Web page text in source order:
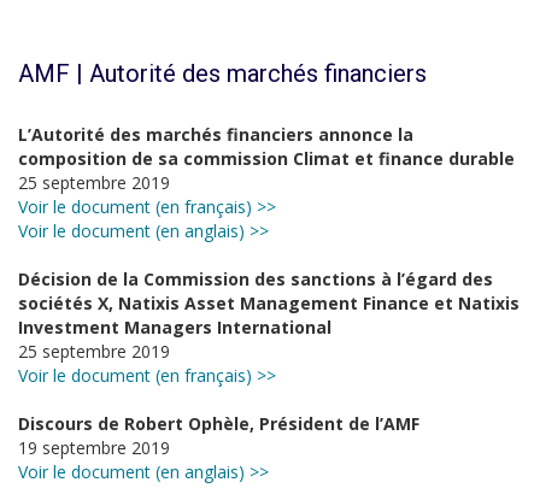
AMF | Autorité des marchés financiers
L’Autorité des marchés financiers annonce la
composition de sa commission Climat et finance durable
25 septembre 2019
Voir le document (en français) >>
Voir le document (en anglais) >>
Décision de la Commission des sanctions à l’égard des
sociétés X, Natixis Asset Management Finance et Natixis
Investment Managers International
25 septembre 2019
Voir le document (en français) >>
Discours de Robert Ophèle, Président de l’AMF
19 septembre 2019
Voir le document (en anglais) >>